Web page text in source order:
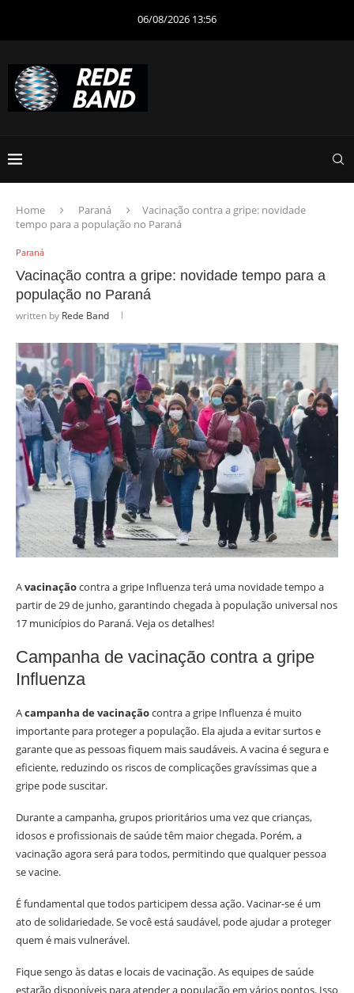
06/08/2026 13:56
Home Paraná
Vacinação contra a gripe: novidade
tempo para a população no Paraná
Paraná
Vacinação contra a gripe: novidade tempo para a
população no Paraná
written by Rede Band
Avacinaçãocontra a gripe Influenza terá uma novidade tempo a
partir de 29 de junho, garantindo chegada à população universal nos
17 municípios do Paraná. Veja os detalhes!
Campanha de vacinação contra a gripe
Influenza
Acampanha de vacinaçãocontra a gripe Influenza é muito
importante para proteger a população. Ela ajuda a evitar surtos e
garante que as pessoas fiquem mais saudáveis. A vacina é segura e
eficiente, reduzindo os riscos de complicações gravíssimas que a
gripe pode suscitar.
Durante a campanha, grupos prioritários uma vez que crianças,
idosos e profissionais de saúde têm maior chegada. Porém, a
vacinação agora será para todos, permitindo que qualquer pessoa
se vacine.
É fundamental que todos participem dessa ação. Vacinar-se é um
ato de solidariedade. Se você está saudável, pode ajudar a proteger
quem é mais vulnerável.
Fique sengo às datas e locais de vacinação. As equipes de saúde
estarão disponíveis para atender a população em vários pontos. Isso